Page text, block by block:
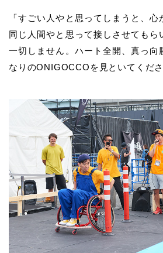
「すごい人やと思ってしまうと、心
同じ人間やと思って接しさせてもら
一切しません。ハート全開、真っ
なりのONIGOCCOを見といてくださ